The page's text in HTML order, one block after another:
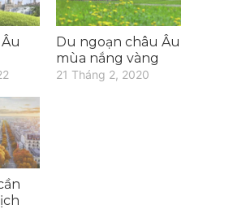
Du ngoạn châu Âu
mùa nắng vàng
21 Tháng 2, 2020